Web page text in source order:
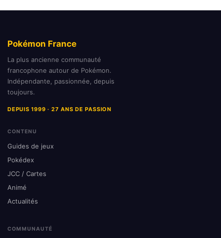
Pokémon France
La plus ancienne communauté
francophone autour de Pokémon.
Indépendante, passionnée, depuis
toujours.
DEPUIS 1999 · 27 ANS DE PASSION
CONTENU
Guides de jeux
Pokédex
JCC / Cartes
Animé
Actualités
COMMUNAUTÉ